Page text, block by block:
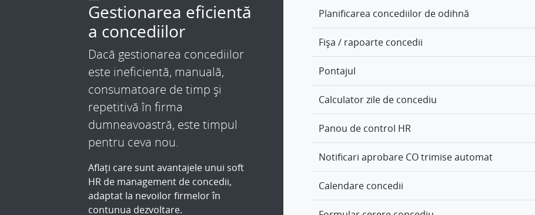
Gestionarea eficientă
a concediilor
Dacă gestionarea concediilor
este ineficientă, manuală,
consumatoare de timp și
repetitivă în firma
dumneavoastră, este timpul
pentru ceva nou.
Aflați care sunt avantajele unui soft
HR de management de concedii,
adaptat la nevoilor firmelor în
contunua dezvoltare.
Planificarea concediilor de odihnă
Fișa / rapoarte concedii
Pontajul
Calculator zile de concediu
Panou de control HR
Notificari aprobare CO trimise automat
Calendare concedii